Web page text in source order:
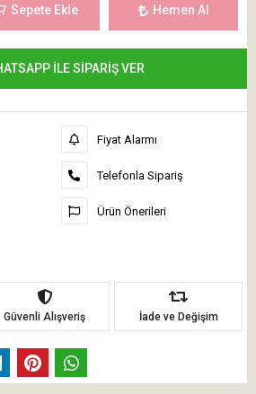
Sepete Ekle Hemen Al
İLE SİPARİŞ VER
Fiyat Alarmı
Telefonla Sipariş
Ürün Önerileri
Güvenli Alışveriş İade ve Değişim